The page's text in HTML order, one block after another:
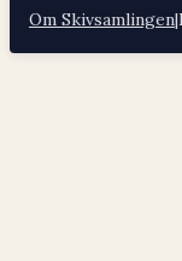
Om Skivsamlingen|